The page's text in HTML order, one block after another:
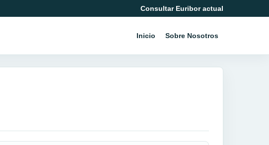
Consultar Euribor actual
Inicio Sobre Nosotros